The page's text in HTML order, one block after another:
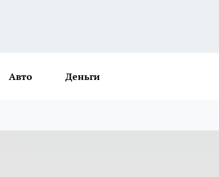
Авто Деньги